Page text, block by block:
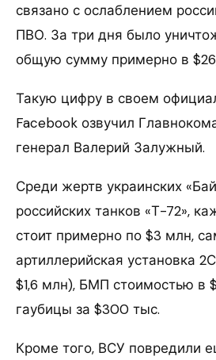
связано с ослаблением
ПВО. За три дня было
общую сумму примерно в
Такую цифру в своем
Facebook озвучил
генерал Валерий Залужный.
Среди жертв украинских
российских танков «Т-72»,
стоит примерно по $3 млн,
артиллерийская установка
$1,6 млн), БМП стоимостью в
гаубицы за $300 тыс.
Кроме того, ВСУ повредили